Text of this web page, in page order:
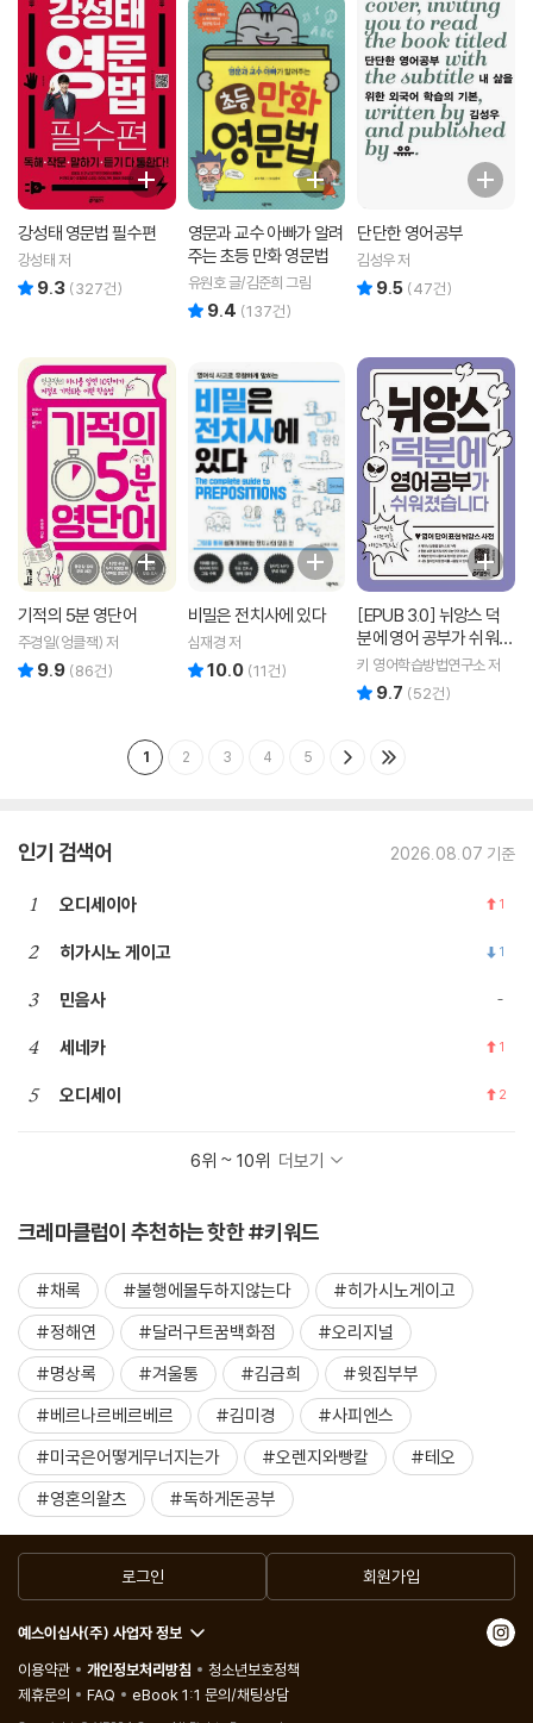
강성태 영문법 필수편
강성태 저
9.3 (327건)
영문과 교수 아빠가 알려
주는 초등 만화 영문법
유원호 글/김준희 그림
9.4 (137건)
단단한 영어공부
김성우 저
9.5 (47건)
기적의 5분 영단어
주경일(엉클잭) 저
9.9 (86건)
비밀은 전치사에 있다
심재경 저
10.0 (11건)
[EPUB 3.0] 뉘앙스 덕
분에 영어 공부가 쉬워졌
습니다
키 영어학습방법연구소 저
9.7 (52건)
1 2 3 4 5
인기 검색어 2026.08.07 기준
1 오디세이아 1
2 히가시노 게이고 1
3 민음사
4 세네카 1
5 오디세이 2
6위 ~ 10위 더보기
크레마클럽이 추천하는 핫한 #키워드
#채록 #불행에몰두하지않는다
#히가시노게이고
#정해연
#달러구트꿈백화점
#오리지널
#명상록
#겨울통 #김금희
#윗집부부
#베르나르베르베르
#김미경
#사피엔스
#미국은어떻게무너지는가
#오렌지와빵칼
#테오
#영혼의왈츠
#독하게돈공부
로그인 회원가입
예스이십사(주) 사업자 정보
이용약관
개인정보처리방침
청소년보호정책
제휴문의
FAQ eBook 1:1 문의/채팅상담